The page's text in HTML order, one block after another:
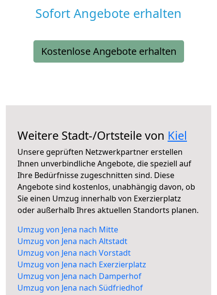
Sofort Angebote erhalten
Kostenlose Angebote erhalten
Weitere Stadt-/Ortsteile von Kiel
Unsere geprüften Netzwerkpartner erstellen
Ihnen unverbindliche Angebote, die speziell auf
Ihre Bedürfnisse zugeschnitten sind. Diese
Angebote sind kostenlos, unabhängig davon, ob
Sie einen Umzug innerhalb von Exerzierplatz
oder außerhalb Ihres aktuellen Standorts planen.
Umzug von Jena nach Mitte
Umzug von Jena nach Altstadt
Umzug von Jena nach Vorstadt
Umzug von Jena nach Exerzierplatz
Umzug von Jena nach Damperhof
Umzug von Jena nach Südfriedhof